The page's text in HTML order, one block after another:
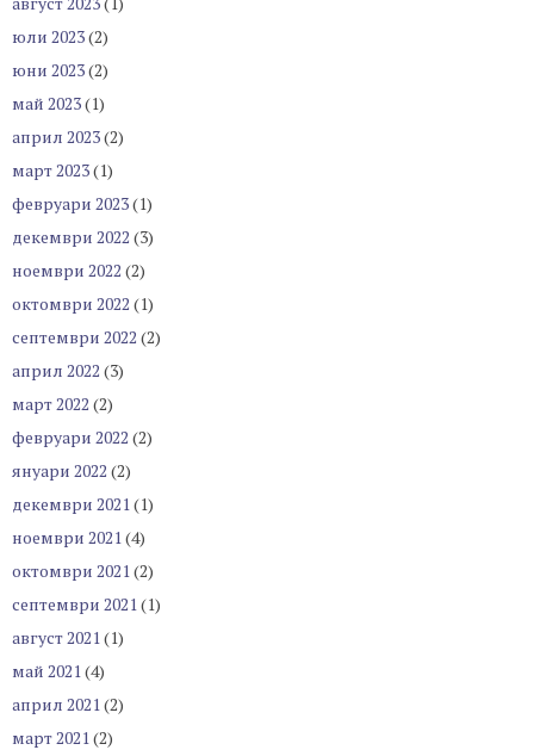
юли 2023(2)
юни 2023(2)
май 2023(1)
април 2023(2)
март 2023(1)
февруари 2023(1)
декември 2022 (3)
ноември 2022 (2)
октомври 2022 (1)
септември 2022 (2)
април 2022 (3)
март 2022 (2)
февруари 2022 (2)
януари 2022 (2)
декември 2021 (1)
ноември 2021 (4)
октомври 2021 (2)
септември 2021 (1)
август 2021 (1)
май 2021 (4)
април 2021 (2)
март 2021 (2)